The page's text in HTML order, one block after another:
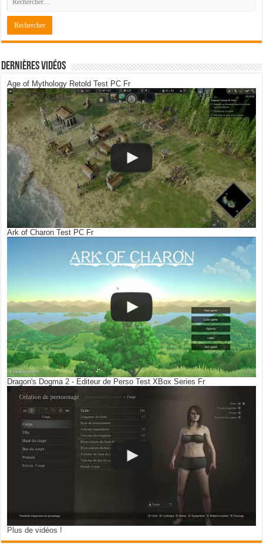
Dernières Vidéos
Age of Mythology Retold Test PC Fr
Ark of Charon Test PC Fr
Dragon's Dogma 2 - Editeur de Perso Test XBox Series Fr
Plus de vidéos !